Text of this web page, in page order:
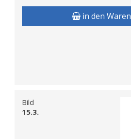
in den
Bild
15.3.